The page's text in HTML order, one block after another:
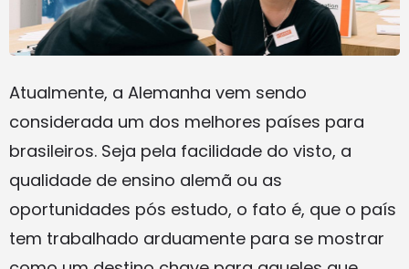
Atualmente, a Alemanha vem sendo
considerada um dos melhores países para
brasileiros. Seja pela facilidade do visto, a
qualidade de ensino alemã ou as
oportunidades pós estudo, o fato é, que o país
tem trabalhado arduamente para se mostrar